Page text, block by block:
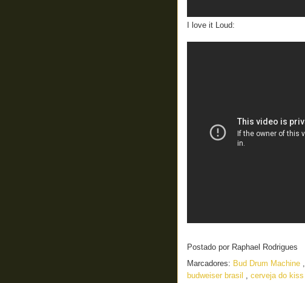
I love it Loud:
Postado por Raphael Rodrigues
Marcadores: Bud Drum Machine ,
budweiser brasil , cerveja do kiss